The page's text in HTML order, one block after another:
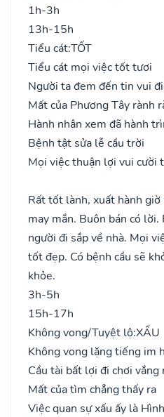
1h-3h
13h-15h
Tiểu cát:TỐT
Tiểu cát mọi việc tốt tươi
Người ta đem đến tin vui
Mất của Phương Tây rành
Hành nhân xem đã hành
Bệnh tật sửa lễ cầu trời
Mọi việc thuận lợi vui cười
Rất tốt lành, xuất hành
may mắn. Buôn bán có
người đi sắp về nhà. Mọi
tốt đẹp. Có bệnh cầu sẽ
khỏe.
3h-5h
15h-17h
Không vong/Tuyệt lộ:XẤU
Không vong lặng tiếng im
Cầu tài bất lợi đi chơi vắng
Mất của tìm chẳng thấy ra
Việc quan sự xấu ấy là